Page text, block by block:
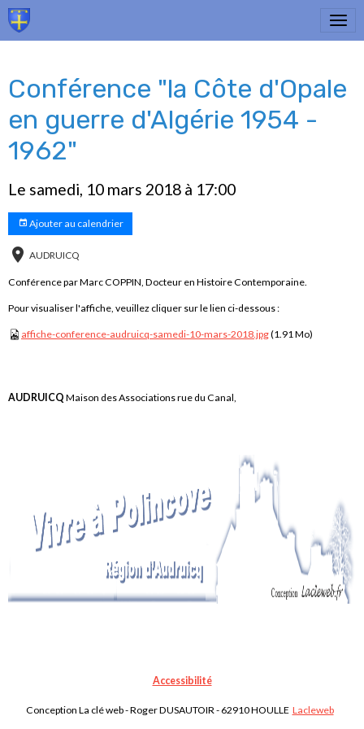
Conférence "la Côte d'Opale
en guerre d'Algérie 1954 -
1962"
Le samedi, 10 mars 2018 à 17:00
Ajouter au calendrier
AUDRUICQ
Conférence par Marc COPPIN, Docteur en Histoire Contemporaine.
Pour visualiser l'affiche, veuillez cliquer sur le lien ci-dessous :
affiche-conference-audruicq-samedi-10-mars-2018.jpg(1.91 Mo)
AUDRUICQ Maison des Associations rue du Canal,
Accessibilité
Conception La clé web - Roger DUSAUTOIR - 62910 HOULLE Lacleweb